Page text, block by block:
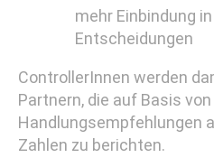
mehr Einbindung
Entscheidungen
ControllerInnen werden
Partnern, die auf Basis
Handlungsempfehlungen
Zahlen zu berichten.